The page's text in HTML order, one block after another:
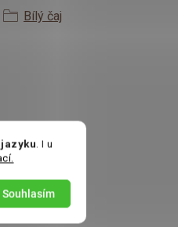
. I u
Souhlasím
Bílý čaj